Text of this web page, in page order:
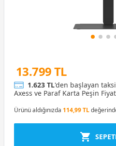
13.799 TL
1.623 TL'den başlayan
Axess ve Paraf Karta Peşin
Ürünü aldığınızda 114,99 TL